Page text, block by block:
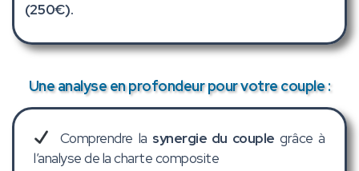
(250€).
Une analyse en profondeur pour votre couple :
Comprendre la synergie du couple grâce à
l’analyse de la charte composite